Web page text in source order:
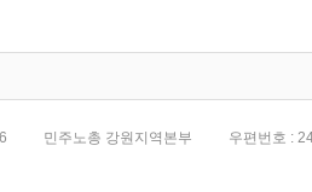
민주노총 강원지역본부 우편번호 :